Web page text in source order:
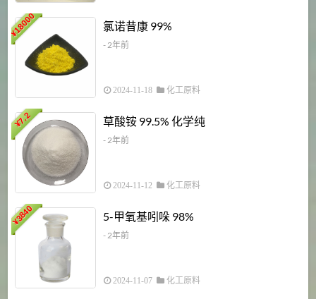
¥
18000 氯诺昔康 99%
- 2年前
2024-11-18 化工原料
¥
7.2 草酸铵 99.5% 化学纯
- 2年前
2024-11-12 化工原料
¥
3840 5-甲氧基吲哚 98%
- 2年前
2024-11-07 化工原料